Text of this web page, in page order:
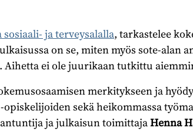
ja terveysalalla, tarkastelee
on se, miten myös sote-alan
Aihetta ei ole juurikaan tutkittu
merkitykseen ja
sekä heikommassa
ja julkaisun toimittajaHenna